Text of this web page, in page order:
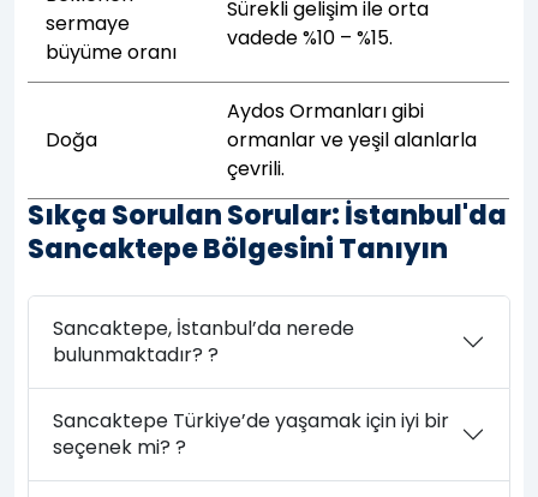
sermaye
büyüme oranı
Sürekli gelişim ile orta
vadede %10 – %15.
Doğa
Aydos Ormanları gibi
ormanlar ve yeşil alanlarla
çevrili.
Sıkça Sorulan Sorular: İstanbul'da
Sancaktepe Bölgesini Tanıyın
Sancaktepe, İstanbul’da nerede
bulunmaktadır? ?
Sancaktepe Türkiye’de yaşamak için iyi bir
seçenek mi? ?